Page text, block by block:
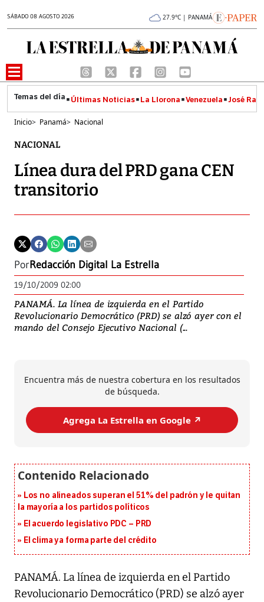
SÁBADO 08 AGOSTO 2026 27.9°C | PANAMÁ
Últimas Noticias La Llorona Venezuela José
Inicio> Panamá> Nacional
NACIONAL
Línea dura del PRD gana CEN
transitorio
PorRedacción Digital La Estrella
19/10/2009 02:00
PANAMÁ. La línea de izquierda en el Partido
Revolucionario Democrático (PRD) se alzó ayer con el
mando del Consejo Ejecutivo Nacional (...
Encuentra más de nuestra cobertura en los resultados
de búsqueda.
Agrega La Estrella en Google ↗️
Los no alineados superan el 51% del padrón y le quitan
la mayoría a los partidos políticos
El acuerdo legislativo PDC – PRD
El clima ya forma parte del crédito
PANAMÁ. La línea de izquierda en el Partido
Revolucionario Democrático (PRD) se alzó ayer